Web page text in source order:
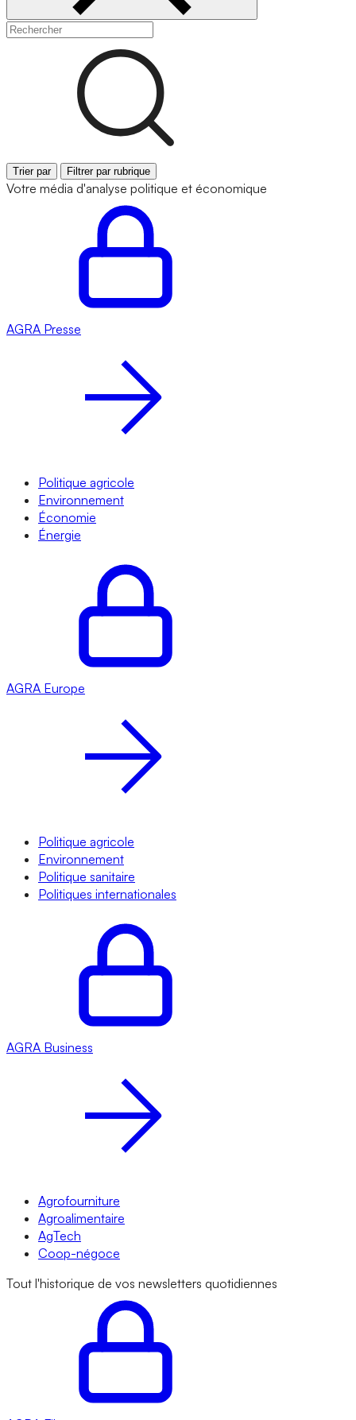
Trier par Filtrer par rubrique
Votre média d'analyse politique et économique
AGRA Presse
Politique agricole
Environnement
Économie
Énergie
AGRA Europe
Politique agricole
Environnement
Politique sanitaire
Politiques internationales
AGRA Business
Agrofourniture
Agroalimentaire
AgTech
Coop-négoce
Tout l'historique de vos newsletters quotidiennes